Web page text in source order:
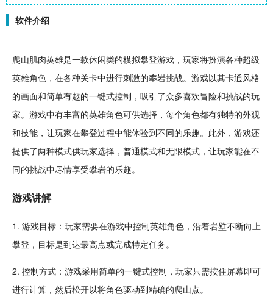
软件介绍
爬山肌肉英雄是一款休闲类的模拟攀登游戏，玩家将扮演各种超级
英雄角色 ，在各种关卡中进行刺激的攀岩挑战。游戏以其卡通风格
的画面和简单有趣的一键式控制，吸引了众多喜欢冒险和挑战的玩
家。游戏中有丰富的英雄角色可供选择，每个角色都有独特的外观
和技能 ，让玩家在攀登过程中能体验到不同的乐趣。此外，游戏还
提供了两种模式供玩家选择，普通模式和无限模式，让玩家能在不
同的挑战中尽情享受攀岩的乐趣。
游戏讲解
1. 游戏目标：玩家需要在游戏中控制英雄角色，沿着岩壁不断向上
攀登，目标是到达最高点或完成特定任务。
2. 控制方式：游戏采用简单的一键式控制，玩家只需按住屏幕即可
进行计算，然后松开以将角色驱动到精确的爬山点。